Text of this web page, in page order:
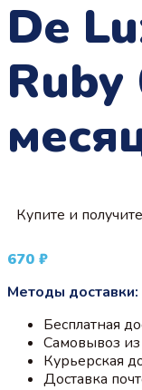
De
Ruby
Купите и
670 ₽
Методы доставки:
Бесплатная
Самовывоз из
Курьерская
Доставка